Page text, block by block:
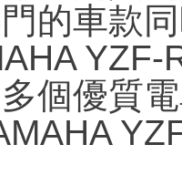
的車款
個優質